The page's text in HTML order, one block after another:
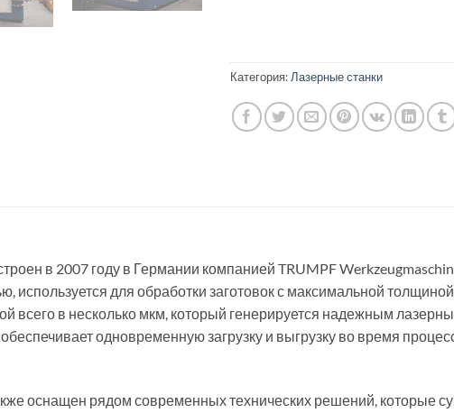
Категория:Лазерные станки
в 2007 году в Германии компанией TRUMPF
используется для обработки заготовок с максимальной
в несколько мкм, который генерируется надежным
одновременную загрузку и выгрузку во время
оснащен рядом современных технических решений, которые